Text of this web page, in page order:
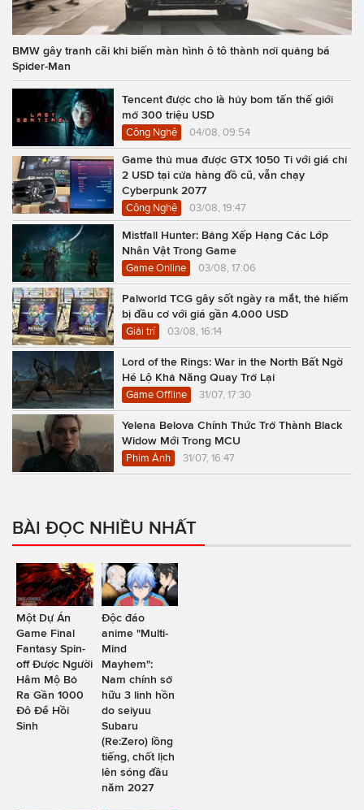
BMW gây tranh cãi khi biến màn hình ô tô thành nơi quảng bá
Spider-Man
Tencent được cho là hủy bom tấn thế giới
mở 300 triệu USD
Công Nghệ 04/08, 09:54
Game thủ mua được GTX 1050 Ti với giá chỉ
2 USD tại cửa hàng đồ cũ, vẫn chạy
Cyberpunk 2077
Công Nghệ 03/08, 19:47
Mistfall Hunter: Bảng Xếp Hạng Các Lớp
Nhân Vật Trong Game
Game Online 03/08, 17:06
Palworld TCG gây sốt ngày ra mắt, thẻ hiếm
bị đầu cơ với giá gần 4.000 USD
Giải trí 03/08, 16:14
Lord of the Rings: War in the North Bất Ngờ
Hé Lộ Khả Năng Quay Trở Lại
Game Offline 31/07, 17:30
Yelena Belova Chính Thức Trở Thành Black
Widow Mới Trong MCU
Phim Ảnh 31/07, 16:47
BÀI ĐỌC NHIỀU NHẤT
Một Dự Án
Game Final
Fantasy Spin-
off Được Người
Hâm Mộ Bỏ
Ra Gần 1000
Đô Để Hồi
Sinh
Độc đáo
anime "Multi-
Mind
Mayhem":
Nam chính sở
hữu 3 linh hồn
do seiyuu
Subaru
(Re:Zero) lồng
tiếng, chốt lịch
lên sóng đầu
năm 2027